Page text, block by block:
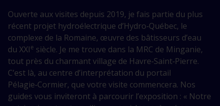
Ouverte aux visites depuis 2019, je fais partie du plus
récent projet hydroélectrique d’Hydro‑Québec, le
complexe de la Romaine, œuvre des bâtisseurs d’eau
du XXIe siècle. Je me trouve dans la MRC de Minganie,
tout près du charmant village de Havre‑Saint‑Pierre.
C’est là, au centre d’interprétation du portail
Pélagie‑Cormier, que votre visite commencera. Nos
guides vous inviteront à parcourir l’exposition : « Notre